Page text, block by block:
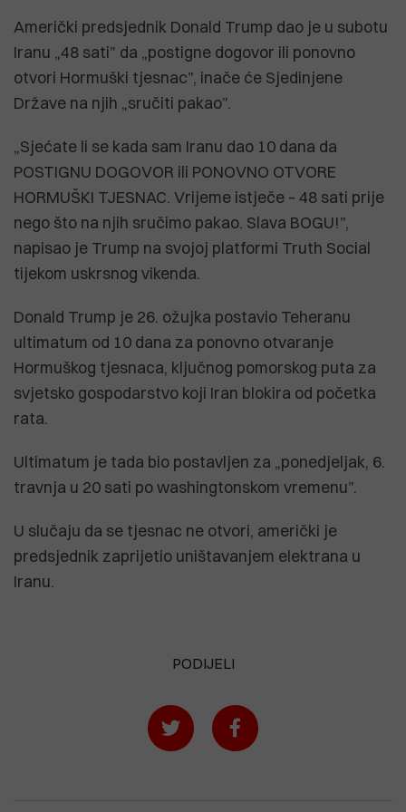
Američki predsjednik Donald Trump dao je u subotu
Iranu „48 sati” da „postigne dogovor ili ponovno
otvori Hormuški tjesnac”, inače će Sjedinjene
Države na njih „sručiti pakao”.
„Sjećate li se kada sam Iranu dao 10 dana da
POSTIGNU DOGOVOR ili PONOVNO OTVORE
HORMUŠKI TJESNAC. Vrijeme istječe – 48 sati prije
nego što na njih sručimo pakao. Slava BOGU!”,
napisao je Trump na svojoj platformi Truth Social
tijekom uskrsnog vikenda.
Donald Trump je 26. ožujka postavio Teheranu
ultimatum od 10 dana za ponovno otvaranje
Hormuškog tjesnaca, ključnog pomorskog puta za
svjetsko gospodarstvo koji Iran blokira od početka
rata.
Ultimatum je tada bio postavljen za „ponedjeljak, 6.
travnja u 20 sati po washingtonskom vremenu”.
U slučaju da se tjesnac ne otvori, američki je
predsjednik zaprijetio uništavanjem elektrana u
Iranu.
PODIJELI